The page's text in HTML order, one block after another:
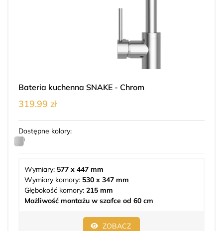
Bateria kuchenna SNAKE - Chrom
319.99 zł
Dostępne kolory:
Wymiary: 577 x 447 mm
Wymiary komory: 530 x 347 mm
Głębokość komory: 215 mm
Możliwość montażu w szafce od 60 cm
ZOBACZ